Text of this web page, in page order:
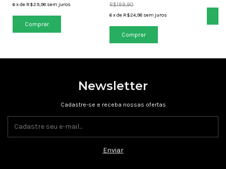
6xde R$29,98 sem juros
Comprar
R$199,90
6 xde R$24,98 sem juros
Comprar
Newsletter
Cadastre-se e receba nossas ofertas